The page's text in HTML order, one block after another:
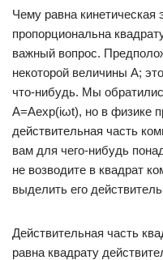
Чему равна кинетическая
пропорциональна
важный вопрос.
некоторой величины А;
что-нибудь. Мы
A=Aexp(iωt), но в физике
действительная часть
вам для чего-нибудь
не возводите в квадрат
выделить его
Действительная часть
равна квадрату